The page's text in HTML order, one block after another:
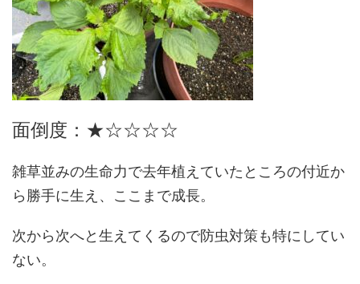
面倒度：★☆☆☆☆
雑草並みの生命力で去年植えていたところの付近か
ら勝手に生え、ここまで成長。
次から次へと生えてくるので防虫対策も特にしてい
ない。